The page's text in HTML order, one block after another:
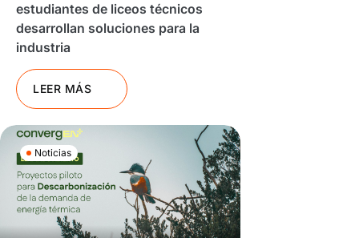
estudiantes de liceos técnicos
desarrollan soluciones para la
industria
LEER MÁS
Noticias